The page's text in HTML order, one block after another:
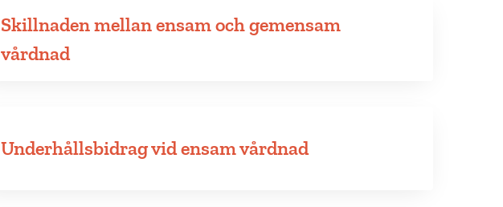
Skillnaden mellan ensam och gemensam
vårdnad
Underhållsbidrag vid ensam vårdnad